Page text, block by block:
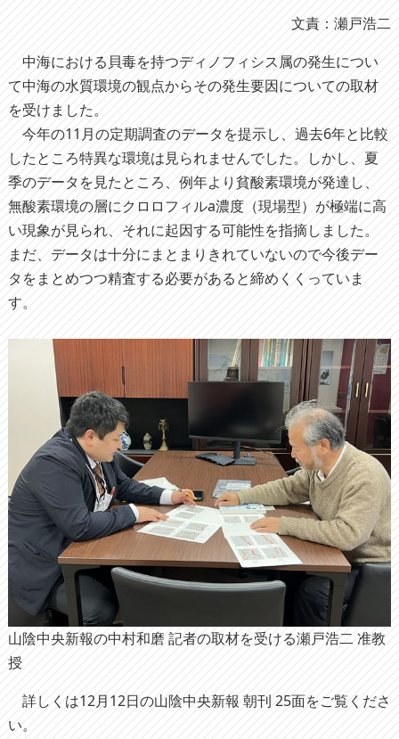
文責：瀬戸浩二
中海における貝毒を持つディノフィシス属の発生につい
て中海の水質環境の観点からその発生要因についての取材
を受けました。
今年の11月の定期調査のデータを提示し、過去6年と比較
したところ特異な環境は見られませんでした。しかし、夏
季のデータを見たところ、例年より貧酸素環境が発達し、
無酸素環境の層にクロロフィルa濃度（現場型）が極端に高
い現象が見られ、それに起因する可能性を指摘しました。
まだ、データは十分にまとまりきれていないので今後デー
タをまとめつつ精査する必要があると締めくくっていま
す。
山陰中央新報の中村和磨 記者の取材を受ける瀬戸浩二 准教
授
詳しくは12月12日の山陰中央新報 朝刊 25面をご覧くださ
い。